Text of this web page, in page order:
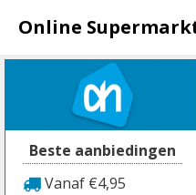
naar
inhoud
Online
Beste aanbiedingen
Vanaf €4,95